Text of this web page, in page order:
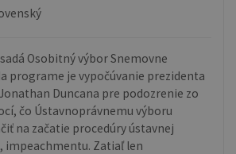
Osobitný výbor Snemovne
programe je vypočúvanie prezidenta
Duncana pre podozrenie zo
čo Ústavnoprávnemu výboru
na začatie procedúry ústavnej
impeachmentu. Zatiaľ len